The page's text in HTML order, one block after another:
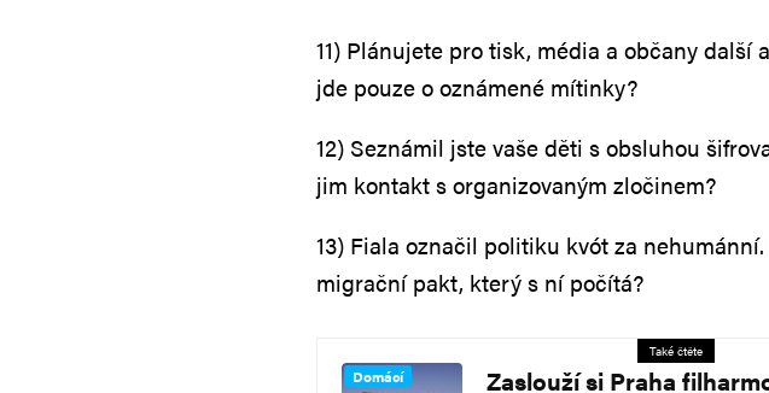
11) Plánujete pro tisk, média a občany další
jde pouze o oznámené mítinky?
12) Seznámil jste vaše děti s obsluhou
jim kontakt s organizovaným zločinem?
13) Fiala označil politiku kvót za
migrační pakt, který s ní počítá?
Také čtěte
Domácí
Zaslouží si Praha